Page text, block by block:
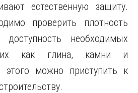
естественную защиту.
проверить плотность
необходимых
как глина, камни и
этого можно приступить к